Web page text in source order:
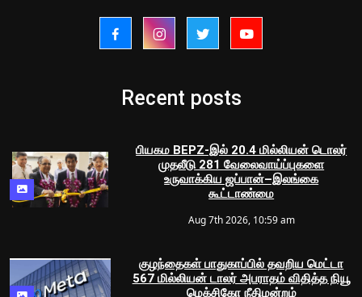
Recent posts
பியகம BEPZ-இல் 20.4 மில்லியன் டொலர்
முதலீடு 281 வேலைவாய்ப்புகளை
உருவாக்கிய ஜப்பான்–இலங்கை
கூட்டாண்மை
Aug 7th 2026, 10:59 am
குழந்தைகள் பாதுகாப்பில் தவறிய மெட்டா
567 மில்லியன் டாலர் அபராதம் விதித்த நியூ
மெக்சிகோ நீதிமன்றம்